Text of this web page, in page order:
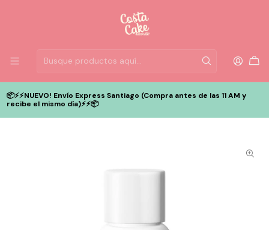
📦⚡️⚡️NUEVO! Envío Express Santiago (Compra antes de las 11 AM y
recibe el mismo día)⚡️⚡️📦